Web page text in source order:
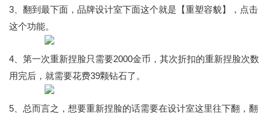
3、翻到最下面，品牌设计室下面这个就是【重塑容貌】，点击
这个功能。
4、第一次重新捏脸只需要2000金币，其次折扣的重新捏脸次数
用完后，就需要花费39颗钻石了。
5、总而言之，想要重新捏脸的话需要在设计室这里往下翻，翻